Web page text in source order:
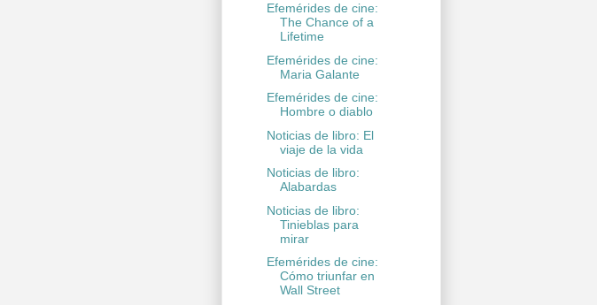
Efemérides de cine:
The Chance of a
Lifetime
Efemérides de cine:
Maria Galante
Efemérides de cine:
Hombre o diablo
Noticias de libro: El
viaje de la vida
Noticias de libro:
Alabardas
Noticias de libro:
Tinieblas para
mirar
Efemérides de cine:
Cómo triunfar en
Wall Street